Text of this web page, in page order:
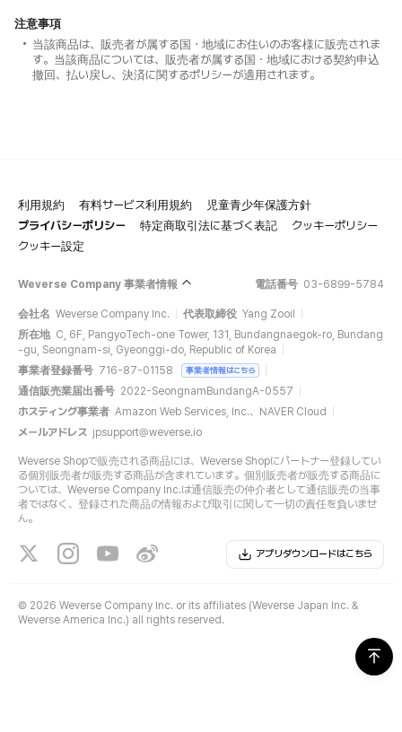
注意事項
当該商品は、販売者が属する国・地域にお住いのお客様に販売されま
す。当該商品については、販売者が属する国・地域における契約申込
撤回、払い戻し、決済に関するポリシーが適用されます。
利用規約 有料サービス利用規約
児童青少年保護方針
プライバシーポリシー
特定商取引法に基づく表記
クッキーポリシー
クッキー設定
Weverse Company 事業者情報 電話番号 03-6899-5784
会社名 Weverse Company Inc. 代表取締役 Yang Zooil
所在地 C, 6F, PangyoTech-one Tower, 131, Bundangnaegok-ro, Bundang
-gu, Seongnam-si, Gyeonggi-do, Republic of Korea
事業者登録番号 716-87-01158 事業者情報はこちら
通信販売業届出番号 2022-SeongnamBundangA-0557
ホスティング事業者 Amazon Web Services, Inc.、NAVER Cloud
メールアドレス jpsupport@weverse.io
Weverse Shopで販売される商品には、Weverse Shopにパートナー登録してい
る個別販売者が販売する商品が含まれています。個別販売者が販売する商品に
ついては、Weverse Company Inc.は通信販売の仲介者として通信販売の当事
者ではなく、登録された商品の情報および取引に関して一切の責任を負いませ
ん。
アプリダウンロードはこちら
© 2026 Weverse Company Inc. or its affiliates (Weverse Japan Inc. &
Weverse America Inc.) all rights reserved.